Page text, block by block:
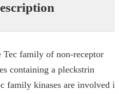
family of non-receptor
containing a pleckstrin
family kinases are involved in